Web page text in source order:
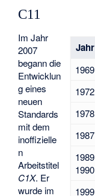
Jahr
1969
1972
1978
1987
1989
1990
1999
C11
Im Jahr
2007
begann die
Entwicklun
g eines
neuen
Standards
mit dem
inoffizielle
n
Arbeitstitel
C1X. Er
wurde im